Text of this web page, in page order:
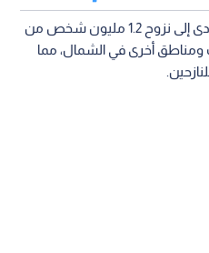
وأشار شيبان إلى أن القتال الدائر أدى إلى نزوح 1.2 مليون شخص من
ومناطق أخرى في الشمال، مما